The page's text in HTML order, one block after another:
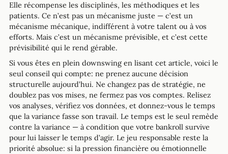
Elle récompense les disciplinés, les méthodiques et les
patients. Ce n’est pas un mécanisme juste — c’est un
mécanisme mécanique, indifférent à votre talent ou à vos
efforts. Mais c’est un mécanisme prévisible, et c’est cette
prévisibilité qui le rend gérable.
Si vous êtes en plein downswing en lisant cet article, voici le
seul conseil qui compte: ne prenez aucune décision
structurelle aujourd’hui. Ne changez pas de stratégie, ne
doublez pas vos mises, ne fermez pas vos comptes. Relisez
vos analyses, vérifiez vos données, et donnez-vous le temps
que la variance fasse son travail. Le temps est le seul remède
contre la variance — à condition que votre bankroll survive
pour lui laisser le temps d’agir. Le jeu responsable reste la
priorité absolue: si la pression financière ou émotionnelle